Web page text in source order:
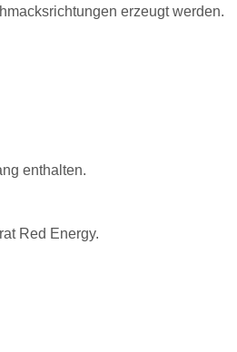
erzeugt werden.
enthalten.
Red Energy.